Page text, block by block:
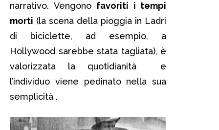
narrativo. Vengono favoriti i tempi
morti (la scena della pioggia in Ladri
di biciclette, ad esempio, a
Hollywood sarebbe stata tagliata), è
valorizzata la quotidianità e
l’individuo viene pedinato nella sua
semplicità .